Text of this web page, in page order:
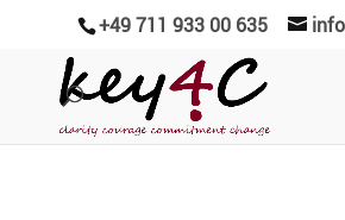
+49 711 933 00 635